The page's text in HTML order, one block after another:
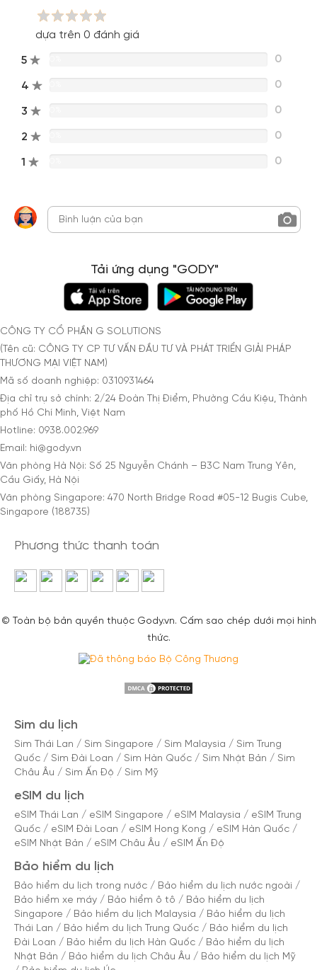
dựa trên 0 đánh giá
5 0
4 0
3 0
2 0
1 0
Tải ứng dụng "GODY"
CÔNG TY CỔ PHẦN G SOLUTIONS
(Tên cũ: CÔNG TY CP TƯ VẤN ĐẦU TƯ VÀ PHÁT TRIỂN GIẢI PHÁP
THƯƠNG MẠI VIỆT NAM)
Mã số doanh nghiệp: 0310931464
Địa chỉ trụ sở chính: 2/24 Đoàn Thị Điểm, Phường Cầu Kiệu, Thành
phố Hồ Chí Minh, Việt Nam
Hotline: 0938.002.969
Email: hi@gody.vn
Văn phòng Hà Nội: Số 25 Nguyễn Chánh – B3C Nam Trung Yên,
Cầu Giấy, Hà Nội
Văn phòng Singapore: 470 North Bridge Road #05-12 Bugis Cube,
Singapore (188735)
Phương thức thanh toán
© Toàn bộ bản quyền thuộc Gody.vn. Cấm sao chép dưới mọi hình
thức.
Sim du lịch
Sim Thái Lan / Sim Singapore / Sim Malaysia / Sim Trung
Quốc / Sim Đài Loan / Sim Hàn Quốc / Sim Nhật Bản / Sim
Châu Âu / Sim Ấn Độ / Sim Mỹ
eSIM du lịch
eSIM Thái Lan / eSIM Singapore / eSIM Malaysia / eSIM Trung
Quốc / eSIM Đài Loan / eSIM Hong Kong / eSIM Hàn Quốc /
eSIM Nhật Bản / eSIM Châu Âu / eSIM Ấn Độ
Bảo hiểm du lịch
Bảo hiểm du lịch trong nước / Bảo hiểm du lịch nước ngoài /
Bảo hiểm xe máy / Bảo hiểm ô tô / Bảo hiểm du lịch
Singapore / Bảo hiểm du lịch Malaysia / Bảo hiểm du lịch
Thái Lan / Bảo hiểm du lịch Trung Quốc / Bảo hiểm du lịch
Đài Loan / Bảo hiểm du lịch Hàn Quốc / Bảo hiểm du lịch
Nhật Bản / Bảo hiểm du lịch Châu Âu / Bảo hiểm du lịch Mỹ